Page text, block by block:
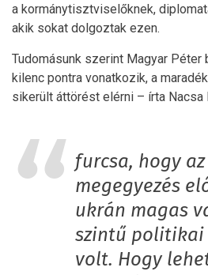
a kormánytisztviselőknek,
akik sokat dolgoztak ezen.
Tudomásunk szerint Magyar Péter
kilenc pontra vonatkozik, a
sikerült áttörést elérni – írta Nacsa
furcsa, hogy
megegyezés
ukrán magas
szintű politikai
volt. Hogy